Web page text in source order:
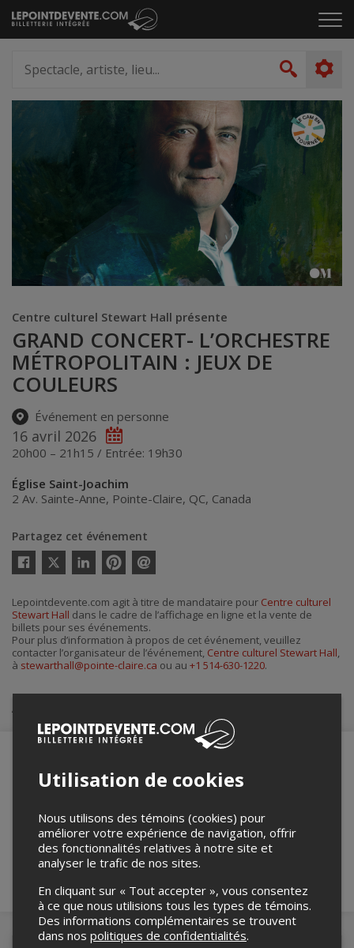
Passer
au
le
artiste,
lieu...
Centre culturel Stewart Hall présente
GRAND CONCERT- L’ORCHESTRE
MÉTROPOLITAIN : JEUX DE
COULEURS
Événement en personne
16 avril 2026
20h00 – 21h15 / Entrée: 19h30
Église Saint-Joachim
2 Av. Sainte-Anne, Pointe-Claire, QC, Canada
Partagez cet événement
Twitter
courriel
Lepointdevente.com agit à titre de mandataire pour Centre culturel
Stewart Hall dans le cadre de l’affichage en ligne et la vente de
billets pour ses événements.
Pour plus d’information à propos de cet événement, veuillez
contacter l’organisateur de l’événement, Centre culturel Stewart Hall,
à stewarthall@pointe-claire.ca ou au +1 514-630-1220.
Achat de billets
robot ci-bas.
Utilisation de cookies
Nous utilisons des témoins (cookies) pour
améliorer votre expérience de navigation, offrir
des fonctionnalités relatives à notre site et
analyser le trafic de nos sites.
En cliquant sur « Tout accepter », vous consentez
à ce que nous utilisions tous les types de témoins.
Des informations complémentaires se trouvent
dans nos politiques de confidentialités.